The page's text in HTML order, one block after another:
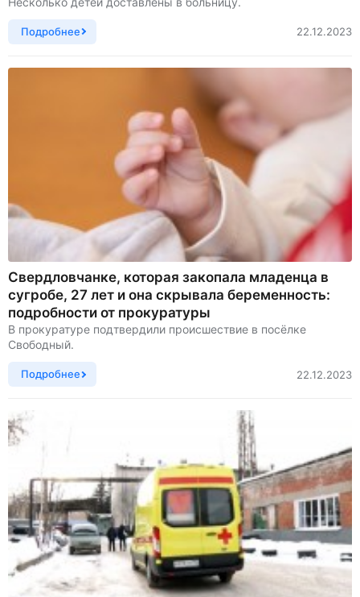
Подробнее 22.12.2023
Свердловчанке, которая закопала младенца в
сугробе, 27 лет и она скрывала беременность:
подробности от прокуратуры
В прокуратуре подтвердили происшествие в посёлке
Свободный.
Подробнее 22.12.2023